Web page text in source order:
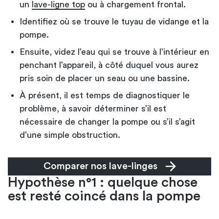
un
lave-ligne top ou à chargement frontal.
Identifiez où se trouve le tuyau de vidange et la
pompe.
Ensuite, videz l’eau qui se trouve à l’intérieur en
penchant l’appareil, à côté duquel vous aurez
pris soin de placer un seau ou une bassine.
À présent, il est temps de diagnostiquer le
problème, à savoir déterminer s’il est
nécessaire de changer la pompe ou s’il s’agit
d’une simple obstruction.
Comparer nos lave-linges
Hypothèse n°1 : quelque chose
est resté coincé dans la pompe